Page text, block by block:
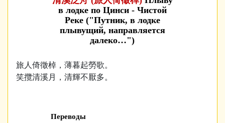
в лодке по Цинси - Чистой
Реке ("Путник, в лодке
плывущий, направляется
далеко…")
旅人倚徵棹，薄暮起勞歌。
笑攬清溪月，清輝不厭多。
Переводы